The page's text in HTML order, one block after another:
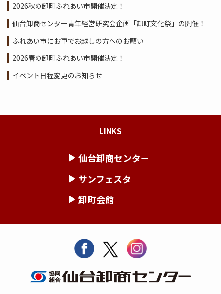
2026秋の卸町ふれあい市開催決定！
仙台卸商センター青年経営研究会企画「卸町文化祭」の開催！
ふれあい市にお車でお越しの方へのお願い
2026春の卸町ふれあい市開催決定！
イベント日程変更のお知らせ
LINKS
仙台卸商センター
サンフェスタ
卸町会館